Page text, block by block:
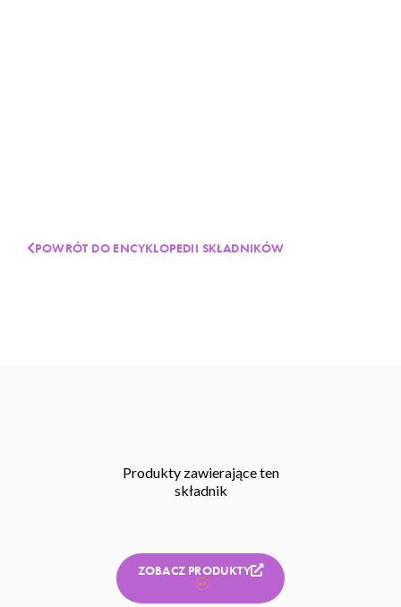
POWRÓT DO ENCYKLOPEDII SKŁADNIKÓW
Produkty zawierające ten
składnik
ZOBACZ PRODUKTY